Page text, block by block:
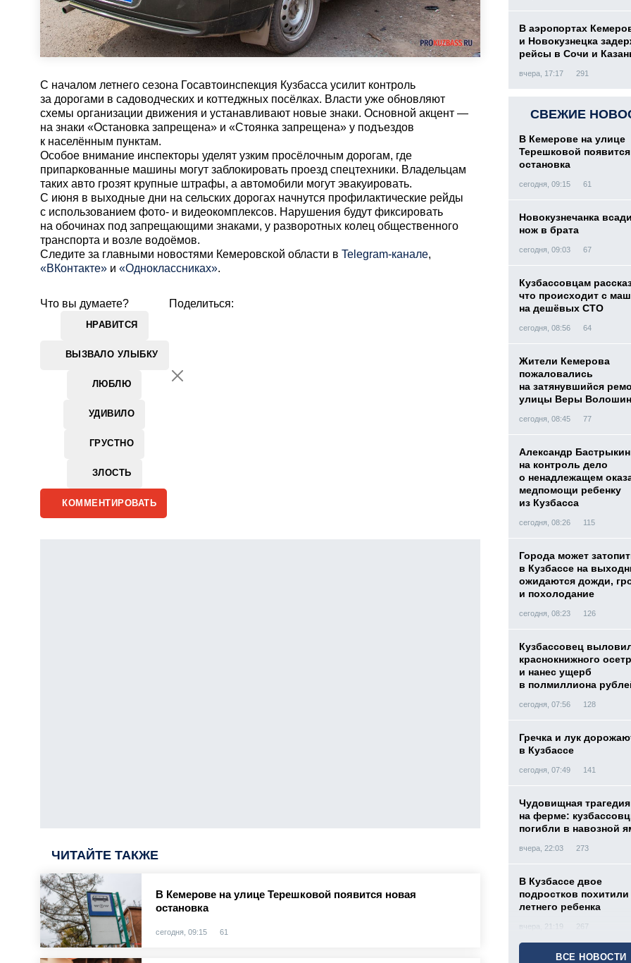
С началом летнего сезона Госавтоинспекция Кузбасса усилит контроль
за дорогами в садоводческих и коттеджных посёлках. Власти уже обновляют
схемы организации движения и устанавливают новые знаки. Основной акцент —
на знаки «Остановка запрещена» и «Стоянка запрещена» у подъездов
к населённым пунктам.
Особое внимание инспекторы уделят узким просёлочным дорогам, где
припаркованные машины могут заблокировать проезд спецтехники. Владельцам
таких авто грозят крупные штрафы, а автомобили могут эвакуировать.
С июня в выходные дни на сельских дорогах начнутся профилактические рейды
с использованием фото- и видеокомплексов. Нарушения будут фиксировать
на обочинах под запрещающими знаками, у разворотных колец общественного
транспорта и возле водоёмов.
Cледите за главными новостями Кемеровской области в Telegram-канале,
«ВКонтакте» и «Одноклассниках».
Что вы думаете?
НРАВИТСЯ
ВЫЗВАЛО УЛЫБКУ
ЛЮБЛЮ
УДИВИЛО
ГРУСТНО
ЗЛОСТЬ
Поделиться:
КОММЕНТИРОВАТЬ
ЧИТАЙТЕ ТАКЖЕ
В Кемерове на улице Терешковой появится новая
остановка
сегодня, 09:15 61
В аэропортах
и Новокузнецка
рейсы в Сочи и
вчера, 17:17 291
СВЕЖИЕ
В Кемерове на улице
Терешковой
остановка
сегодня, 09:15 61
Новокузнечанка
нож в брата
сегодня, 09:03 67
Кузбассовцам
что происходит с
на дешёвых СТО
сегодня, 08:56 64
Жители Кемерова
пожаловались
на затянувшийся
улицы Веры
сегодня, 08:45 77
Александр
на контроль дело
о ненадлежащем
медпомощи ребенку
из Кузбасса
сегодня, 08:26 115
Города может
в Кузбассе на
ожидаются дожди,
и похолодание
сегодня, 08:23 126
Кузбассовец
краснокнижного
и нанес ущерб
в полмиллиона
сегодня, 07:56 128
Гречка и лук
в Кузбассе
сегодня, 07:49 141
Чудовищная трагедия
на ферме:
погибли в навозной
вчера, 22:03 273
В Кузбассе двое
подростков похитили
летнего ребенка
вчера, 21:19 267
ВСЕ НОВОСТИ